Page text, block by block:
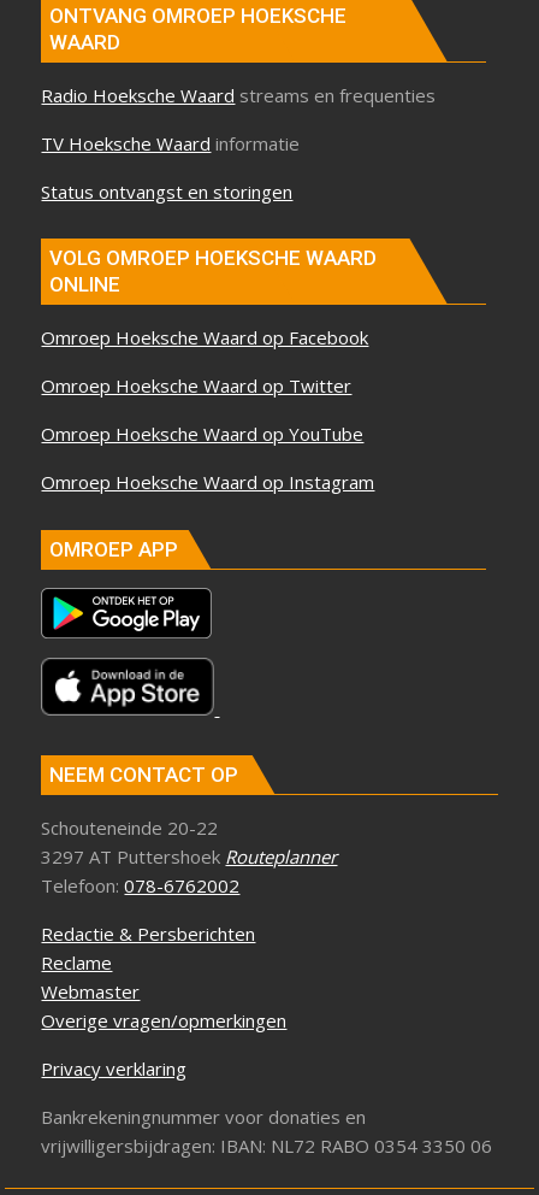
ONTVANG OMROEP HOEKSCHE
WAARD
Radio Hoeksche Waard streams en frequenties
TV Hoeksche Waard informatie
Status ontvangst en storingen
VOLG OMROEP HOEKSCHE WAARD
ONLINE
Omroep Hoeksche Waard op Facebook
Omroep Hoeksche Waard op Twitter
Omroep Hoeksche Waard op YouTube
Omroep Hoeksche Waard op Instagram
OMROEP APP
NEEM CONTACT OP
Schouteneinde 20-22
3297 AT Puttershoek Routeplanner
Telefoon:078-6762002
Redactie & Persberichten
Reclame
Webmaster
Overige vragen/opmerkingen
Privacy verklaring
Bankrekeningnummer voor donaties en
vrijwilligersbijdragen: IBAN: NL72 RABO 0354 3350 06